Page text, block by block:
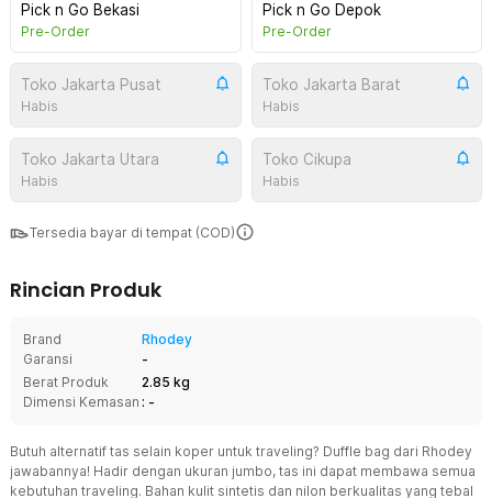
Pick n Go Bekasi
Pre-Order
Pick n Go Depok
Pre-Order
Toko Jakarta Pusat
Habis
Toko Jakarta Barat
Habis
Toko Jakarta Utara
Habis
Toko Cikupa
Habis
Tersedia bayar di tempat (COD)
Rincian Produk
Brand
Rhodey
Garansi
-
Berat Produk
2.85 kg
Dimensi Kemasan : -
Butuh alternatif tas selain koper untuk traveling? Duffle bag dari Rhodey
jawabannya! Hadir dengan ukuran jumbo, tas ini dapat membawa semua
kebutuhan traveling. Bahan kulit sintetis dan nilon berkualitas yang tebal